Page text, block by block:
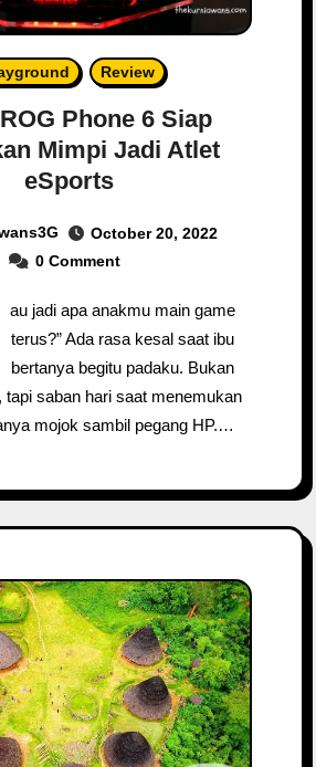
Review
Phone 6 Siap
Mimpi Jadi Atlet
eSports
October 20, 2022
0 Comment
au jadi apa anakmu main game
terus?” Ada rasa kesal saat ibu
bertanya begitu padaku. Bukan
tapi saban hari saat menemukan
mojok sambil pegang HP.…